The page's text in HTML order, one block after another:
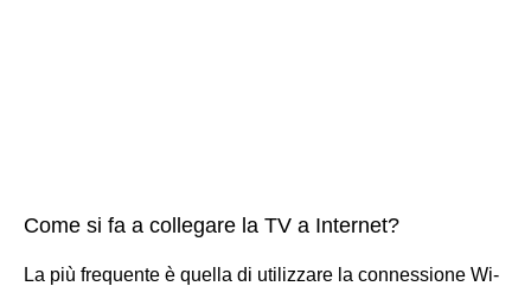
Come si fa a collegare la TV a Internet?
La più frequente è quella di utilizzare la connessione Wi-